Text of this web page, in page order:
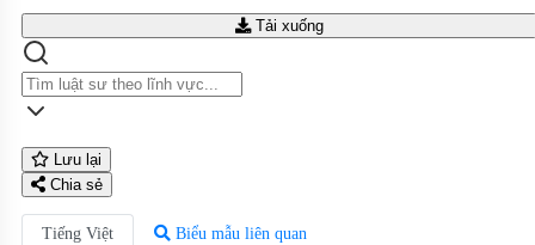
Tải xuống
Lưu lại
Chia sẻ
Tiếng Việt Biểu mẫu liên quan